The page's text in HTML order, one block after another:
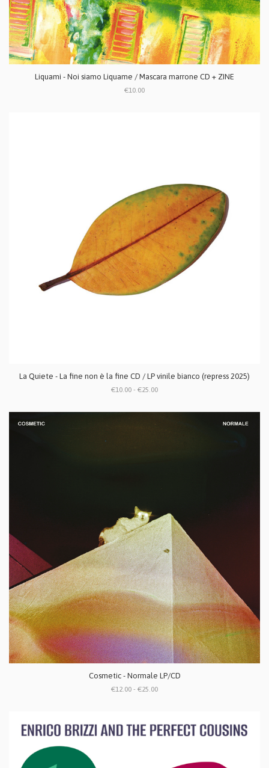
Liquami - Noi siamo Liquame / Mascara marrone CD + ZINE
€10.00
La Quiete - La fine non è la fine CD / LP vinile bianco (repress 2025)
€10.00 - €25.00
Cosmetic - Normale LP/CD
€12.00 - €25.00